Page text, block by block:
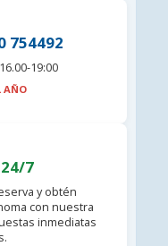
754492
19:00
AÑO
7
y obtén
con nuestra
inmediatas